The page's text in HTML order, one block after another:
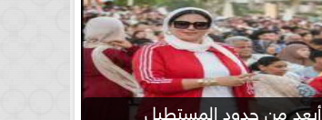
أبعد من حدود المستطيل